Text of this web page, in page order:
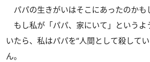
パパの生きがいはそこにあったのかも
もし私が「パパ、家にいて」というよ
いたら、私はパパを“人間として殺して
ん。